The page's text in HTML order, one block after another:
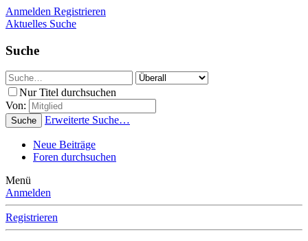
Anmelden Registrieren
Aktuelles Suche
Suche
Nur Titel durchsuchen
Von:
Suche Erweiterte Suche…
Neue Beiträge
Foren durchsuchen
Menü
Anmelden
Registrieren